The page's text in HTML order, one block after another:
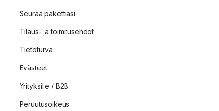
Seuraa pakettiasi
Tilaus- ja toimitusehdot
Tietoturva
Evästeet
Yrityksille / B2B
Peruutusoikeus